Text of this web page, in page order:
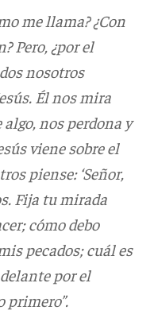
me llama? ¿Con
Pero, ¿por el
nosotros
Él nos mira
nos perdona y
viene sobre el
piense: ‘Señor,
Fija tu mirada
cómo debo
pecados; cuál es
por el
primero”.